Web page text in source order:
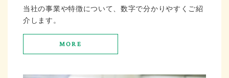
当社の事業や特徴について、数字で分かりやすくご紹
介します。
MORE